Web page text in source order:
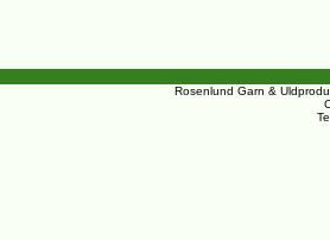
Rosenlund Garn &